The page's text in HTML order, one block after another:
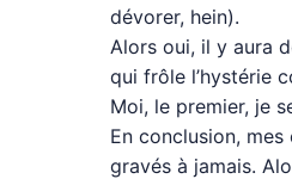
dévorer, hein).
Alors oui, il y aura
qui frôle l’hystérie
Moi, le premier, je
En conclusion,
gravés à jamais.